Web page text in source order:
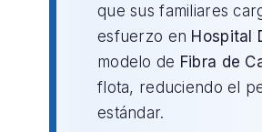
que sus familiares
esfuerzo en Hospital
modelo de Fibra de
flota, reduciendo el
estándar.